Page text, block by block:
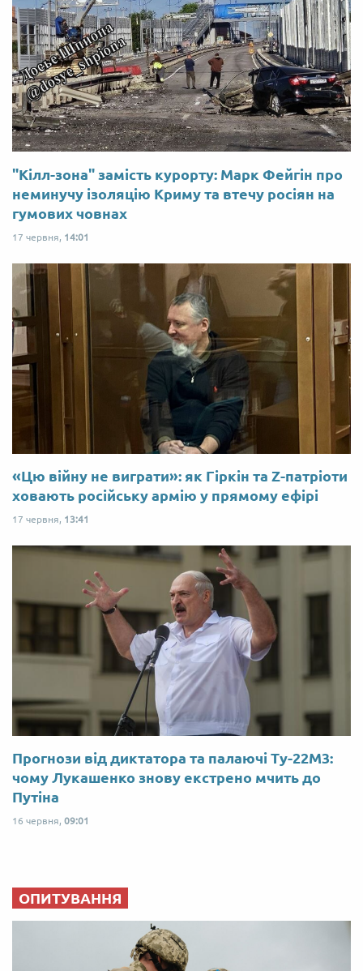
"Кілл-зона" замість курорту: Марк Фейгін про
неминучу ізоляцію Криму та втечу росіян на
гумових човнах
17 червня, 14:01
«Цю війну не виграти»: як Гіркін та Z-патріоти
ховають російську армію у прямому ефірі
17 червня, 13:41
Прогнози від диктатора та палаючі Ту-22М3:
чому Лукашенко знову екстрено мчить до
Путіна
16 червня, 09:01
ОПИТУВАННЯ